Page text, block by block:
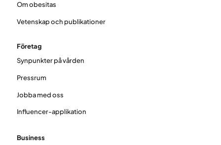
Om obesitas
Vetenskap och publikationer
Företag
Synpunkter på vården
Pressrum
Jobba med oss
Influencer-applikation
Business